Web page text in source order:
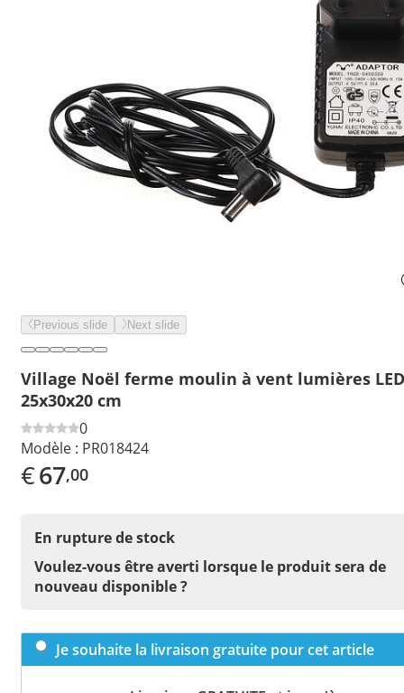
Previous slide Next slide
Village Noël ferme moulin à vent lumières LED
25x30x20 cm
0
Modèle : PR018424
€67,00
En rupture de stock
Voulez-vous être averti lorsque le produit sera de
nouveau disponible ?
Je souhaite la livraison gratuite pour cet article